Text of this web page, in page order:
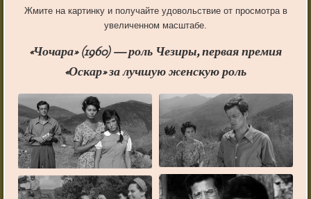
Жмите на картинку и получайте удовольствие от просмотра в
увеличенном масштабе.
«Чочара» (1960) — роль Чезиры, первая премия
«Оскар» за лучшую женскую роль